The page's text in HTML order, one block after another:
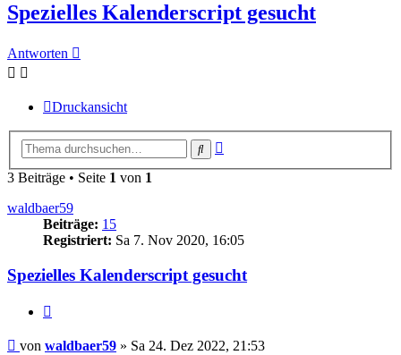
Spezielles Kalenderscript gesucht
Antworten
Druckansicht
Suche
3 Beiträge • Seite 1 von 1
waldbaer59
Beiträge: 15
Registriert: Sa 7. Nov 2020, 16:05
Spezielles Kalenderscript gesucht
Beitrag
von waldbaer59 » Sa 24. Dez 2022, 21:53